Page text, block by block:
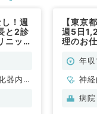
！週
と2診
ニック
器内
【東京
週5日
理のお
年
神
病院